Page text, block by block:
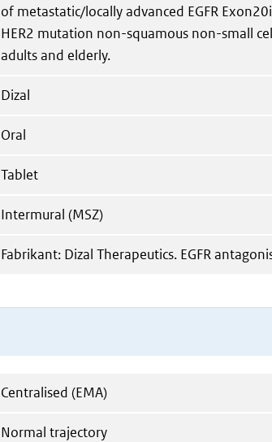
of metastatic/locally advanced EGFR
HER2 mutation non-squamous non-small
adults and elderly.
Dizal
Oral
Tablet
Intermural (MSZ)
Fabrikant: Dizal Therapeutics. EGFR
Centralised (EMA)
Normal trajectory